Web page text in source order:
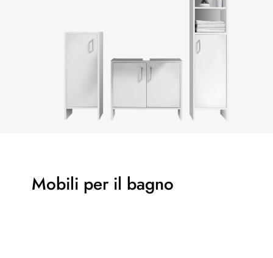
Mobili per il bagno